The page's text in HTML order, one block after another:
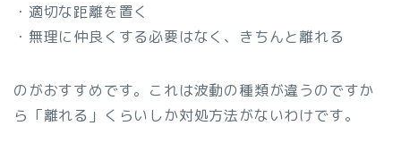
・適切な距離を置く
・無理に仲良くする必要はなく、きちんと離れる
のがおすすめです。これは波動の種類が違うのですか
ら「離れる」くらいしか対処方法がないわけです。